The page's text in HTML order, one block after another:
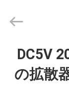
2026
Reserved.
DC5V
の拡散